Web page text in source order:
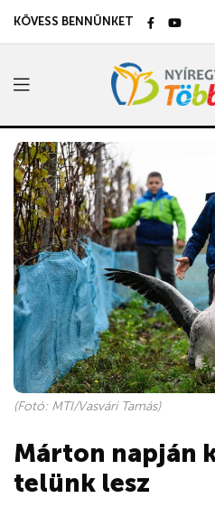
KÖVESS BENNÜNKET
(Fotó: MTI/Vasvári Tamás)
Márton napján
telünk lesz